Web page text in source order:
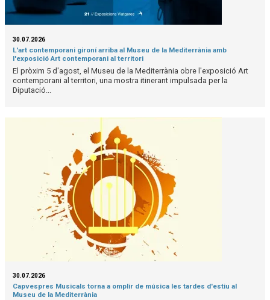
30.07.2026
L'art contemporani gironí arriba al Museu de la Mediterrània amb
l'exposició Art contemporani al territori
El pròxim 5 d'agost, el Museu de la Mediterrània obre l'exposició Art
contemporani al territori, una mostra itinerant impulsada per la
Diputació...
30.07.2026
Capvespres Musicals torna a omplir de música les tardes d'estiu al
Museu de la Mediterrània